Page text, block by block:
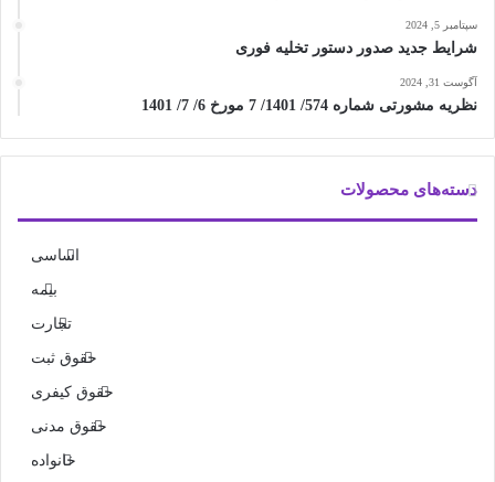
سپتامبر 5, 2024
شرایط جدید صدور دستور تخلیه فوری
آگوست 31, 2024
نظریه مشورتی شماره 574/ 1401/ 7 مورخ 6/ 7/ 1401
دسته‌های محصولات
اساسی
بیمه
تجارت
حقوق ثبت
حقوق کیفری
حقوق مدنی
خانواده